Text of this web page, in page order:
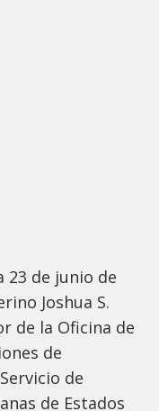
23 de junio de
Joshua S.
de la Oficina de
de
de
de Estados